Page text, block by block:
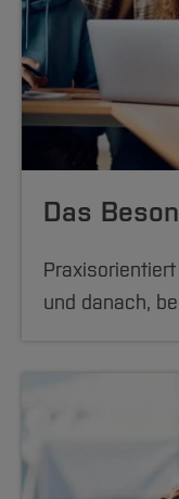
Das
und danach,